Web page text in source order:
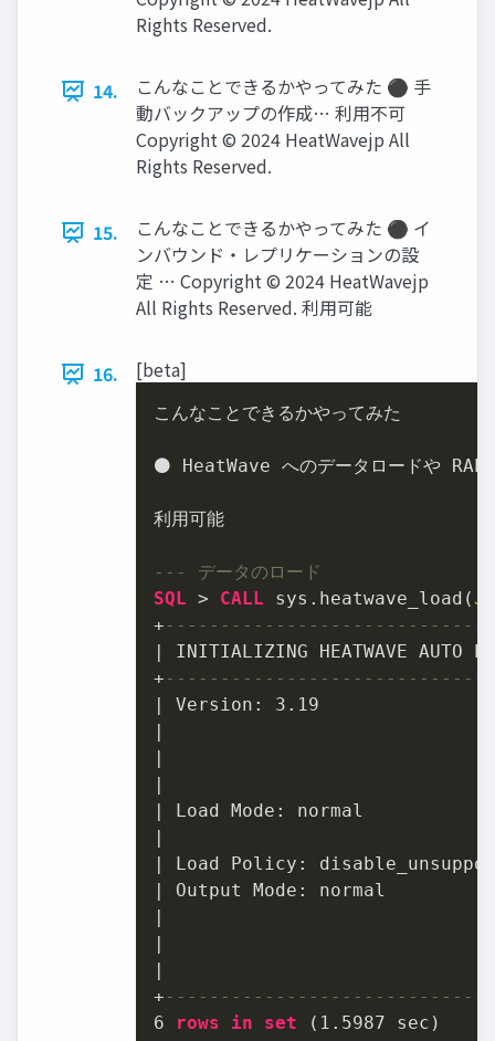
Rights Reserved.
14.
こんなことできるかやってみた ⚫ 手
動バックアップの作成… 利用不可
Copyright © 2024 HeatWavejp All
Rights Reserved.
15.
こんなことできるかやってみた ⚫ イ
ンバウンド・レプリケーションの設
定 … Copyright © 2024 HeatWavejp
All Rights Reserved. 利用可能
16. [beta]
こんなことできるかやってみた
⚫ HeatWave へのデータロードや
利用可能
--- データのロード
SQL > CALL sys.heatwave_load(
+
INITIALIZING HEATWAVE AUTO
+
Version: 3.19
Load Policy:
+
6
rows in set ( 1.5987 sec)